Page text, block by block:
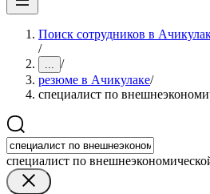
Поиск сотрудников в
/
... /
резюме в Ачикулаке/
специалист по
специалист по